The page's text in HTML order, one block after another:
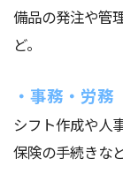
備品の発注や管
ど。
・事務・労務
シフト作成や人
保険の手続きなど